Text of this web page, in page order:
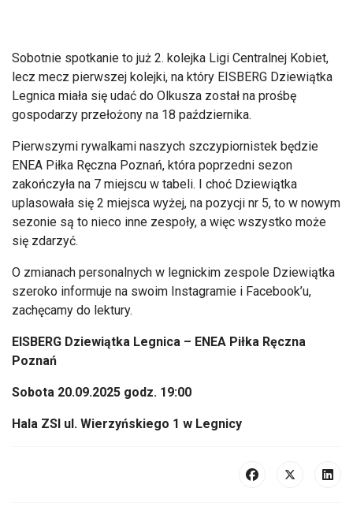
Sobotnie spotkanie to już 2. kolejka Ligi Centralnej Kobiet,
lecz mecz pierwszej kolejki, na który EISBERG Dziewiątka
Legnica miała się udać do Olkusza został na prośbę
gospodarzy przełożony na 18 października.
Pierwszymi rywalkami naszych szczypiornistek będzie
ENEA Piłka Ręczna Poznań, która poprzedni sezon
zakończyła na 7 miejscu w tabeli. I choć Dziewiątka
uplasowała się 2 miejsca wyżej, na pozycji nr 5, to w nowym
sezonie są to nieco inne zespoły, a więc wszystko może
się zdarzyć.
O zmianach personalnych w legnickim zespole Dziewiątka
szeroko informuje na swoim Instagramie i Facebook’u,
zachęcamy do lektury.
EISBERG Dziewiątka Legnica – ENEA Piłka Ręczna
Poznań
Sobota 20.09.2025 godz. 19:00
Hala ZSI ul. Wierzyńskiego 1 w Legnicy